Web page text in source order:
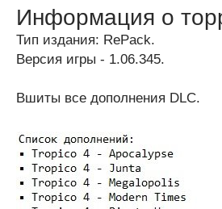
Информация о
Тип издания: RePack.
Версия игры - 1.06.345.
Вшиты все дополнения DLC.